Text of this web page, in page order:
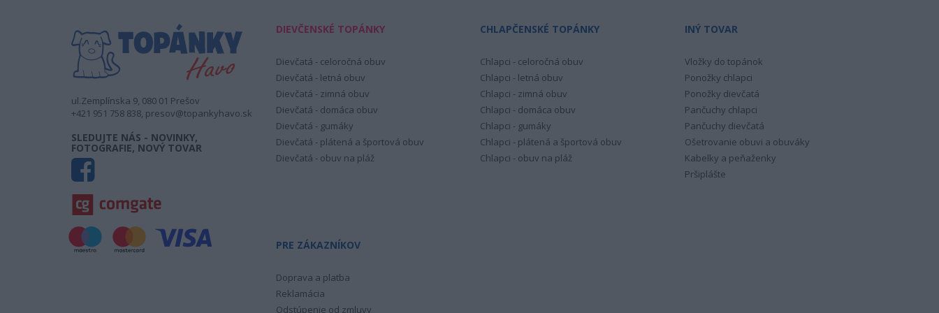
ul.Zemplínska 9, 080 01 Prešov
+421 951 758 838, presov@topankyhavo.sk
SLEDUJTE NÁS - NOVINKY,
FOTOGRAFIE, NOVÝ TOVAR
DIEVČENSKÉ TOPÁNKY
Dievčatá - celoročná obuv
Dievčatá - letná obuv
Dievčatá - zimná obuv
Dievčatá - domáca obuv
Dievčatá - gumáky
Dievčatá - plátená a športová obuv
Dievčatá - obuv na pláž
CHLAPČENSKÉ TOPÁNKY
Chlapci - celoročná obuv
Chlapci - letná obuv
Chlapci - zimná obuv
Chlapci - domáca obuv
Chlapci - gumáky
Chlapci - plátená a športová obuv
Chlapci - obuv na pláž
INÝ TOVAR
Vložky do topánok
Ponožky chlapci
Ponožky dievčatá
Pančuchy chlapci
Pančuchy dievčatá
Ošetrovanie obuvi a obuváky
Kabelky a peňaženky
Pršiplášte
PRE ZÁKAZNÍKOV
Doprava a platba
Reklamácia
Odstúpenie od zmluvy